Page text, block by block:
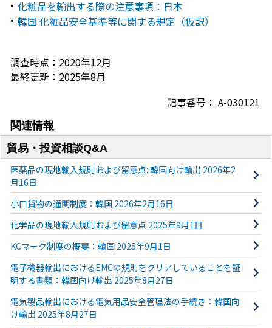
化粧品を輸出する際の注意事項：日本
韓国 化粧品安全基準等に関する規定（仮訳）
調査時点：2020年12月
最終更新：2025年8月
記事番号： A-030121
関連情報
貿易・投資相談Q&A
医薬品の現地輸入規則および留意点: 韓国向け輸出 2026年2
月16日
小口貨物の通関制度：韓国 2026年2月16日
化学品の現地輸入規則および留意点 2025年9月1日
KCマーク制度の概要：韓国 2025年9月1日
電子機器輸出におけるEMCの規則をクリアしていることを証
明する書類：韓国向け輸出 2025年8月27日
電気製品輸出における電気用品安全管理法の手続き：韓国向
け輸出 2025年8月27日